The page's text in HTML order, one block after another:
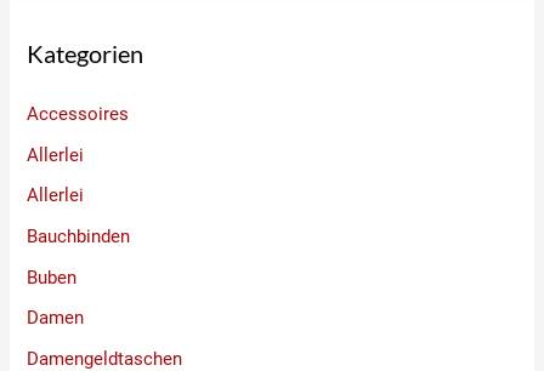
Kategorien
Accessoires
Allerlei
Allerlei
Bauchbinden
Buben
Damen
Damengeldtaschen